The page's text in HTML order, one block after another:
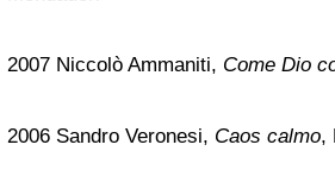
2007 Niccolò Ammaniti, Come Dio
2006 Sandro Veronesi, Caos calmo,